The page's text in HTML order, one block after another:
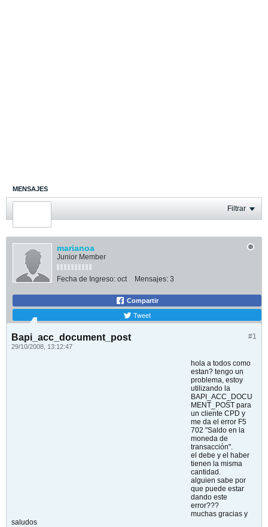
MENSAJES
ÚLTIMA ACTIVIDAD Filtrar
marianoa
Junior Member
Fecha de Ingreso: oct Mensajes: 3
Compartir
Tweet
#1
Bapi_acc_document_post
29/10/2008, 13:12:47
hola a todos como
estan? tengo un
problema, estoy
utilizando la
BAPI_ACC_DOCU
MENT_POST para
un cliente CPD y
me da el error F5
702 "Saldo en la
moneda de
transacción".
el debe y el haber
tienen la misma
cantidad.
alguien sabe por
que puede estar
dando este
error???
muchas gracias y
saludos